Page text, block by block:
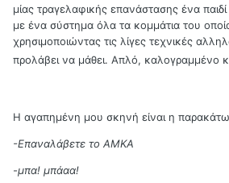
μίας τραγελαφικής επανάστασης ένα παιδί
με ένα σύστημα όλα τα κομμάτια του
χρησιμοποιώντας τις λίγες τεχνικές
προλάβει να μάθει. Απλό, καλογραμμένο
Η αγαπημένη μου σκηνή είναι η
-Επαναλάβετε το ΑΜΚΑ
-μπα! μπάαα!